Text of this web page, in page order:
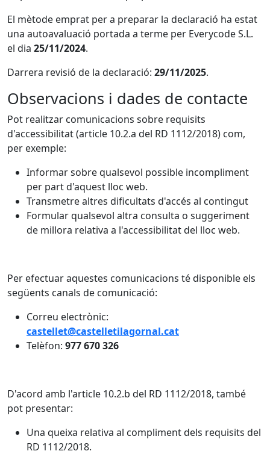
El mètode emprat per a preparar la declaració ha estat
una autoavaluació portada a terme per Everycode S.L.
el dia 25/11/2024.
Darrera revisió de la declaració: 29/11/2025.
Observacions i dades de contacte
Pot realitzar comunicacions sobre requisits
d'accessibilitat (article 10.2.a del RD 1112/2018) com,
per exemple:
Informar sobre qualsevol possible incompliment
per part d'aquest lloc web.
Transmetre altres dificultats d'accés al contingut
Formular qualsevol altra consulta o suggeriment
de millora relativa a l'accessibilitat del lloc web.
Per efectuar aquestes comunicacions té disponible els
següents canals de comunicació:
Correu electrònic:
castellet@castelletilagornal.cat
Telèfon: 977 670 326
D'acord amb l'article 10.2.b del RD 1112/2018, també
pot presentar:
Una queixa relativa al compliment dels requisits del
RD 1112/2018.